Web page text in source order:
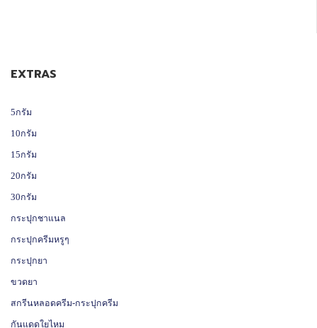
EXTRAS
5กรัม
10กรัม
15กรัม
20กรัม
30กรัม
กระปุกชาแนล
กระปุกครีมหรูๆ
กระปุกยา
ขวดยา
สกรีนหลอดครีม-กระปุกครีม
กันแดดใยไหม